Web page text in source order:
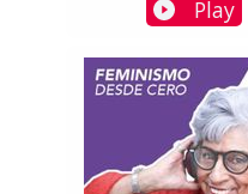
está en una
sus ideas o por
proceso electoral
casos. La
mujeres en la
también son más
buscan sacarlas
Play